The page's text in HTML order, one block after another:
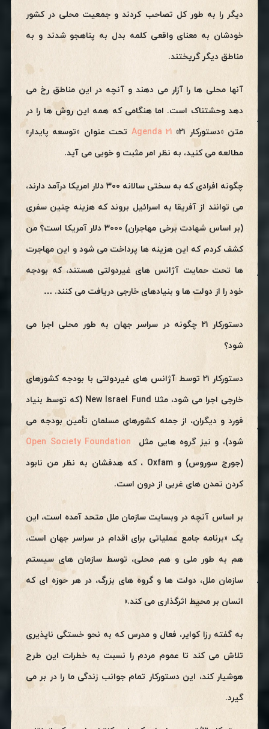
دیگر را به طور کل تصاحب کردند و جمعیت محلی در کشور
خودشان به معنای واقعی کلمه بدل به پناهجو شدند و به
مناطق دیگر گریختند.
آنها محلی ها را آزار می دهند و آنچه در این مناطق رخ می
دهد وحشتناک است. اما هنگامی که همه این روش ها را در
متن «دستورکار ۲۱»
Agenda 21 تحت عنوان «توسعه پایدار»
مطالعه می کنید، به نظر امر مثبت و خوبی می آید.
چگونه افرادی که به سختی سالانه ۳۰۰ دلار امریکا درآمد دارند،
می توانند از آفریقا به اسرائیل بروند که هزینه چنین سفری
(بر اساس شهادت برخی مهاجران) ۳۰۰۰ دلار آمریکا است؟ من
کشف کردم که این هزینه ها پرداخت می شود و این مهاجرت
ها تحت حمایت آژانس های غیردولتی هستند، که بودجه
خود را از دولت ها و بنیادهای خارجی دریافت می کنند. …
دستورکار ۲۱ چگونه در سراسر جهان به طور محلی اجرا می
شود؟
دستورکار ۲۱ توسط آژانس های غیردولتی با بودجه کشورهای
خارجی اجرا می شود، مثلا New Israel Fund (که توسط بنیاد
فورد و دیگران، از جمله کشورهای مسلمان تأمین بودجه می
شود)، و نیز گروه هایی مثل
(جورج سوروس) و Oxfam ، که هدفشان به نظر من نابود
کردن تمدن های غربی از درون است.
بر اساس آنچه در وبسایت سازمان ملل متحد آمده است، این
یک «برنامه جامع عملیاتی برای اقدام در سراسر جهان است،
هم به طور ملی و هم محلی، توسط سازمان های سیستم
سازمان ملل، دولت ها و گروه های بزرگ، در هر حوزه ای که
انسان بر محیط اثرگذاری می کند.»
به گفته رزا کوایر، فعال و مدرس که به نحو خستگی ناپذیری
تلاش می کند تا عموم مردم را نسبت به خطرات این طرح
هوشیار کند، این دستورکار تمام جوانب زندگی ما را در بر می
گیرد.